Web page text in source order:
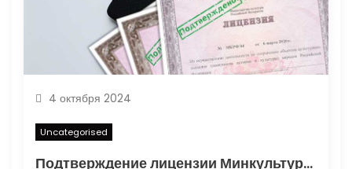
я
м
4 октября 2024
Uncategorised
Подтверждение лицензии Минкультуры: Важные аспекты и процесс получения